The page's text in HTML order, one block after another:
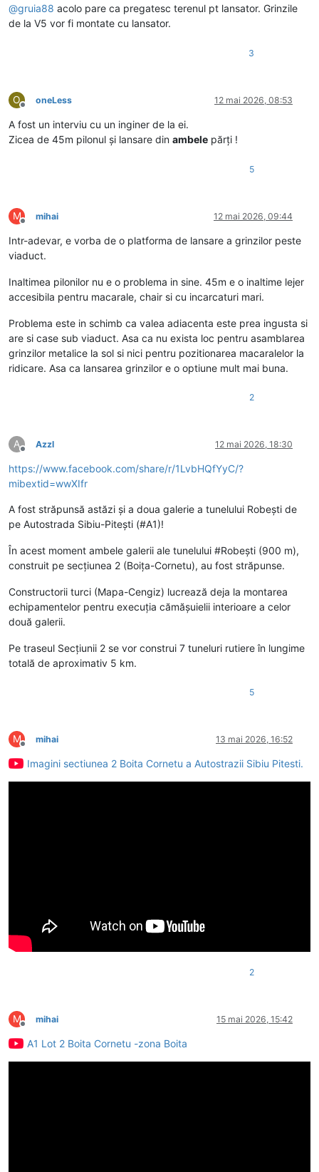
@gruia88 acolo pare ca pregatesc terenul pt lansator. Grinzile
de la V5 vor fi montate cu lansator.
3
O
Deconectat
oneLess 12 mai 2026, 08:53
A fost un interviu cu un inginer de la ei.
Zicea de 45m pilonul și lansare din ambele părți !
5
M
Deconectat
mihai 12 mai 2026, 09:44
Intr-adevar, e vorba de o platforma de lansare a grinzilor peste
viaduct.
Inaltimea pilonilor nu e o problema in sine. 45m e o inaltime lejer
accesibila pentru macarale, chair si cu incarcaturi mari.
Problema este in schimb ca valea adiacenta este prea ingusta si
are si case sub viaduct. Asa ca nu exista loc pentru asamblarea
grinzilor metalice la sol si nici pentru pozitionarea macaralelor la
ridicare. Asa ca lansarea grinzilor e o optiune mult mai buna.
2
A
Deconectat
Azzl 12 mai 2026, 18:30
https://www.facebook.com/share/r/1LvbHQfYyC/?
mibextid=wwXIfr
A fost străpunsă astăzi și a doua galerie a tunelului Robești de
pe Autostrada Sibiu-Pitești (#A1)!
În acest moment ambele galerii ale tunelului #Robești (900 m),
construit pe secțiunea 2 (Boița-Cornetu), au fost străpunse.
Constructorii turci (Mapa-Cengiz) lucrează deja la montarea
echipamentelor pentru execuția cămășuielii interioare a celor
două galerii.
Pe traseul Secțiunii 2 se vor construi 7 tuneluri rutiere în lungime
totală de aproximativ 5 km.
5
M
Deconectat
mihai 13 mai 2026, 16:52
Imagini sectiunea 2 Boita Cornetu a Autostrazii Sibiu Pitesti.
2
M
Deconectat
mihai 15 mai 2026, 15:42
A1 Lot 2 Boita Cornetu -zona Boita